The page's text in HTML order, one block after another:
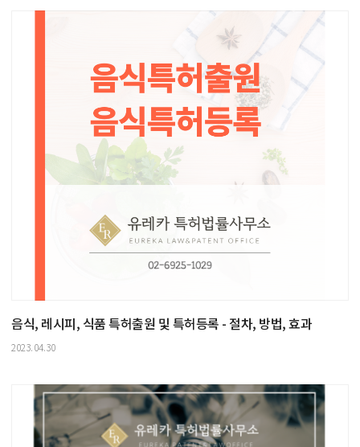
음식, 레시피, 식품 특허출원 및 특허등록 - 절차, 방법, 효과
2023.04.30